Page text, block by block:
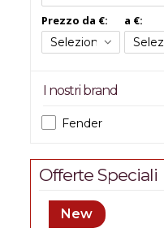
Prezzo da €: a €:
I nostri brand
Fender
Offerte Speciali
New